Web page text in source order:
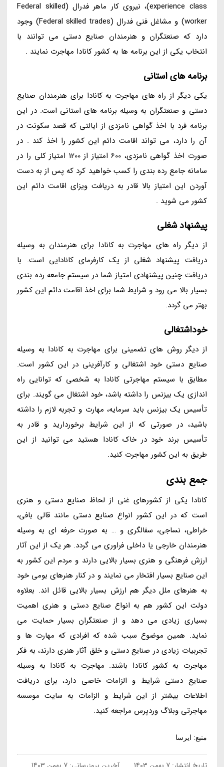
experience class)، نیروی کار ماهر فدرال (Federal skilled
worker) و مشاغل فنی فدرال (Federal skilled trades) وجود
دارد که صنعتگران و هنرمندان صنایع دستی می توانند با
انتخاب یکی از این برنامه ها به کشور کانادا مهاجرت نمایند .
برنامه های استانی
یکی دیگر از راه های مهاجرت به کانادا برای هنرمندان صنایع
دستی و صنعتگران به وسیله برنامه های استانی است. در این
برنامه فرد با اخذ گواهی نامزدی از ایالتی که قصد سکونت در
آن را دارد، می تواند اقامت دائم این کشور را اخذ کند . در
صورت اخذ گواهی نامزدی، 600 امتیاز از 1200 امتیاز کلی را در
سامانه جامع رده بندی را کسب خواهید کرد که پس از به دست
آوردن این امتیاز بالا قادر به دریافت ویزای اقامت دائم این
کشور می شوید .
پیشنهاد شغلی
از دیگر راه های مهاجرت به کانادا برای هنرمندان به وسیله
دریافت پیشنهاد شغلی از یک کارفرمای کانادایی است. با
دریافت چنین پیشنهادی امتیاز شما در سیستم جامعه رده بندی
بسیار بالا می رود و شرایط شما برای اخذ اقامت دائم این کشور
بهتر می گردد.
خوداشتغالی
از دیگر روش های تضمینی برای مهاجرت به کانادا به وسیله
صنایع دستی خود اشتغالی و کارآفرینی در این کشور است.
مطابق با سیستم مهاجرتی کانادا به شخصی که توانایی راه
اندازی یک بیزنس را داشته باشد، خود اشتغال می گویند. برای
تأسیس یک بیزنس باید سرمایه، مهارت و تجربه لازم را داشته
باشید، در صورتی که از این شرایط برخوردارید و قادر به
تأسیس برند خود در خاک کانادا هستید می توانید از این
طریق به این کشور مهاجرت کنید.
جمع بندی
کانادا یکی از کشورهای غنی از لحاظ صنایع دستی و هنری
است که در این کشور انواع صنایع دستی مانند قالی بافی،
خراطی، نساجی، سفالگری و … به صورت حرفه ای به وسیله
هنرمندان خارجی یا داخلی فراوری می گردد. هر یک از این آثار
ارزش فرهنگی و هنری بسیار بالایی دارند و مردم این کشور به
این صنایع بسیار افتخار می نمایند و در کنار هنرهای بومی خود
به هنرهای ملل دیگر هم ارزش بسیار بالایی قائل اند. بعلاوه
دولت این کشور هم به انواع صنایع دستی و هنری اهمیت
بسیاری زیادی می دهد و از صنعتگران بسیار حمایت می
نماید. همین موضوع سبب شده که افرادی که مهارت ها و
تجربیات زیادی در صنایع دستی و خلق آثار هنری دارند، به فکر
مهاجرت به کشور کانادا باشند. مهاجرت به کانادا به وسیله
صنایع دستی شرایط و الزامات خاصی دارد، برای دریافت
اطلاعات بیشتر از این شرایط و الزامات به سایت موسسه
مهاجرتی وبلاگ وردپرس مراجعه کنید.
منبع: ایرسا